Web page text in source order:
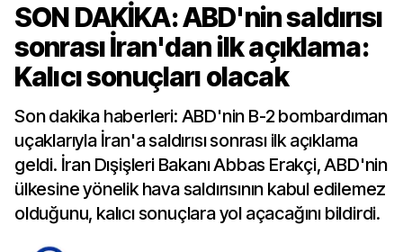
SON DAKİKA: ABD'nin saldırısı
sonrası İran'dan ilk açıklama:
Kalıcı sonuçları olacak
Son dakika haberleri: ABD'nin B-2 bombardıman
uçaklarıyla İran'a saldırısı sonrası ilk açıklama
geldi. İran Dışişleri Bakanı Abbas Erakçi, ABD'nin
ülkesine yönelik hava saldırısının kabul edilemez
olduğunu, kalıcı sonuçlara yol açacağını bildirdi.